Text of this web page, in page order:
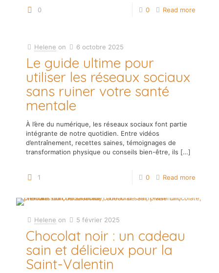
0 0 Read more
Helene on 6 octobre 2025
Le guide ultime pour
utiliser les réseaux sociaux
sans ruiner votre santé
mentale
À l’ère du numérique, les réseaux sociaux font partie
intégrante de notre quotidien. Entre vidéos
d’entraînement, recettes saines, témoignages de
transformation physique ou conseils bien-être, ils […]
1 0 Read more
Helene on 5 février 2025
Chocolat noir : un cadeau
sain et délicieux pour la
Saint-Valentin